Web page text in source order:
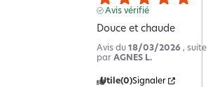
Avis vérifié
Douce et chaude
Avis du 18/03/2026 ,
par AGNES L.
Utile(0)Signaler